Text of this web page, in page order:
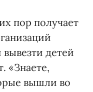
пор получает
детей
«Знаете,
вышли во